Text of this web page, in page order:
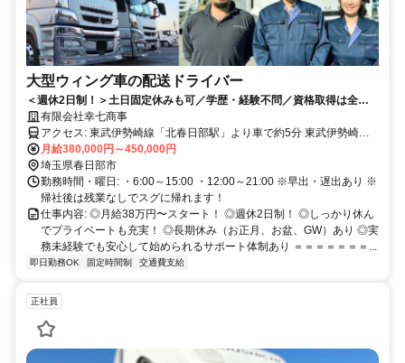
大型ウィング車の配送ドライバー
＜週休2日制！＞土日固定休みも可／学歴・経験不問／資格取得は全額
会社負担／賞与あり
有限会社幸七商事
アクセス: 東武伊勢崎線「北春日部駅」より車で約5分 東武伊勢崎線
「姫宮駅」より車で約7分 各線「春日部駅」より車で約7分 東武野田
線「八木崎駅」より車で約8分 東武野田線「藤の牛島駅」より車で約
10分 ※車通勤OK！
月給380,000円～450,000円
埼玉県春日部市
勤務時間・曜日: ・6:00～15:00 ・12:00～21:00 ※早出・遅出あり ※
帰社後は残業なしでスグに帰れます！
仕事内容: ◎月給38万円〜スタート！ ◎週休2日制！ ◎しっかり休ん
でプライベートも充実！ ◎長期休み（お正月、お盆、GW）あり ◎実
務未経験でも安心して始められるサポート体制あり ＝＝＝＝＝＝＝...
即日勤務OK 固定時間制 交通費支給
正社員